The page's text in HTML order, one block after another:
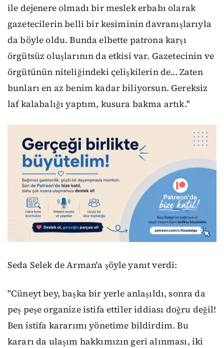
ile dejenere olmadı bir meslek erbabı olarak
gazetecilerin belli bir kesiminin davranışlarıyla
da böyle oldu. Bunda elbette patrona karşı
örgütsüz oluşlarının da etkisi var. Gazetecinin ve
örgütünün niteliğindeki çelişkilerin de... Zaten
bunları en az benim kadar biliyorsun. Gereksiz
laf kalabalığı yaptım, kusura bakma artık."
Seda Selek de Arman'a şöyle yanıt verdi:
"Cüneyt bey, başka bir yerle anlaşıldı, sonra da
peş peşe organize istifa ettiler iddiası doğru değil!
Ben istifa kararımı yönetime bildirdim. Bu
kararı da ulaşım hakkımızın geri alınması, iki